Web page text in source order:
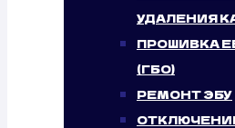
УДАЛЕНИЯ
ПРОШИВКА
(ГБО)
РЕМОНТ ЭБУ